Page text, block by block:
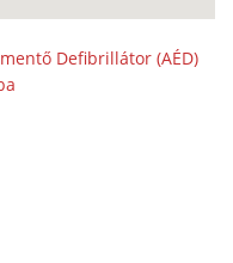
Defibrillátor (AÉD)